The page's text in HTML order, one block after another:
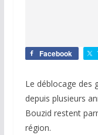
Facebook
Le déblocage des
depuis plusieurs
Bouzid restent
région.